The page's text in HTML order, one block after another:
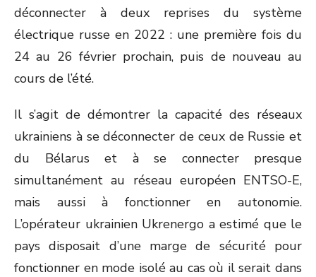
déconnecter à deux reprises du système
électrique russe en 2022 : une première fois du
24 au 26 février prochain, puis de nouveau au
cours de l’été.
Il s’agit de démontrer la capacité des réseaux
ukrainiens à se déconnecter de ceux de Russie et
du Bélarus et à se connecter presque
simultanément au réseau européen ENTSO-E,
mais aussi à fonctionner en autonomie.
L’opérateur ukrainien Ukrenergo a estimé que le
pays disposait d’une marge de sécurité pour
fonctionner en mode isolé au cas où il serait dans